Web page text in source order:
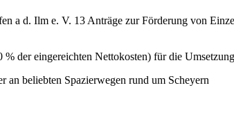
a d. Ilm e. V. 13 Anträge zur Förderung von
der eingereichten Nettokosten) für die
an beliebten Spazierwegen rund um Scheyern